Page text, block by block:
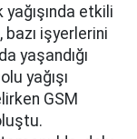
yağışında etkili
işyerlerini
yaşandığı
yağışı
GSM